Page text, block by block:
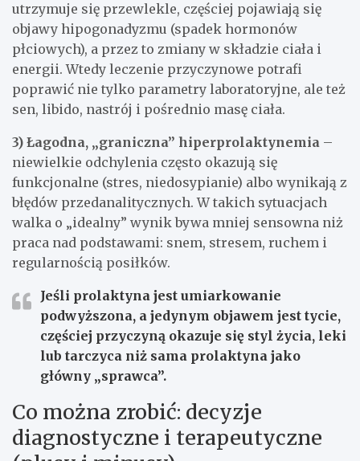
utrzymuje się przewlekle, częściej pojawiają się
objawy hipogonadyzmu (spadek hormonów
płciowych), a przez to zmiany w składzie ciała i
energii. Wtedy leczenie przyczynowe potrafi
poprawić nie tylko parametry laboratoryjne, ale też
sen, libido, nastrój i pośrednio masę ciała.
3) Łagodna, „graniczna” hiperprolaktynemia –
niewielkie odchylenia często okazują się
funkcjonalne (stres, niedosypianie) albo wynikają z
błędów przedanalitycznych. W takich sytuacjach
walka o „idealny” wynik bywa mniej sensowna niż
praca nad podstawami: snem, stresem, ruchem i
regularnością posiłków.
Jeśli prolaktyna jest umiarkowanie
podwyższona, a jedynym objawem jest tycie,
częściej przyczyną okazuje się styl życia, leki
lub tarczyca niż sama prolaktyna jako
główny „sprawca”.
Co można zrobić: decyzje
diagnostyczne i terapeutyczne